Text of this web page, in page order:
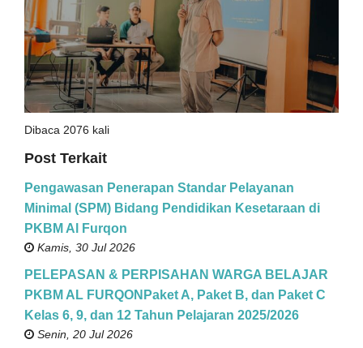
Dibaca 2076 kali
Post Terkait
Pengawasan Penerapan Standar Pelayanan
Minimal (SPM) Bidang Pendidikan Kesetaraan di
PKBM Al Furqon
Kamis, 30 Jul 2026
PELEPASAN & PERPISAHAN WARGA BELAJAR
PKBM AL FURQONPaket A, Paket B, dan Paket C
Kelas 6, 9, dan 12 Tahun Pelajaran 2025/2026
Senin, 20 Jul 2026